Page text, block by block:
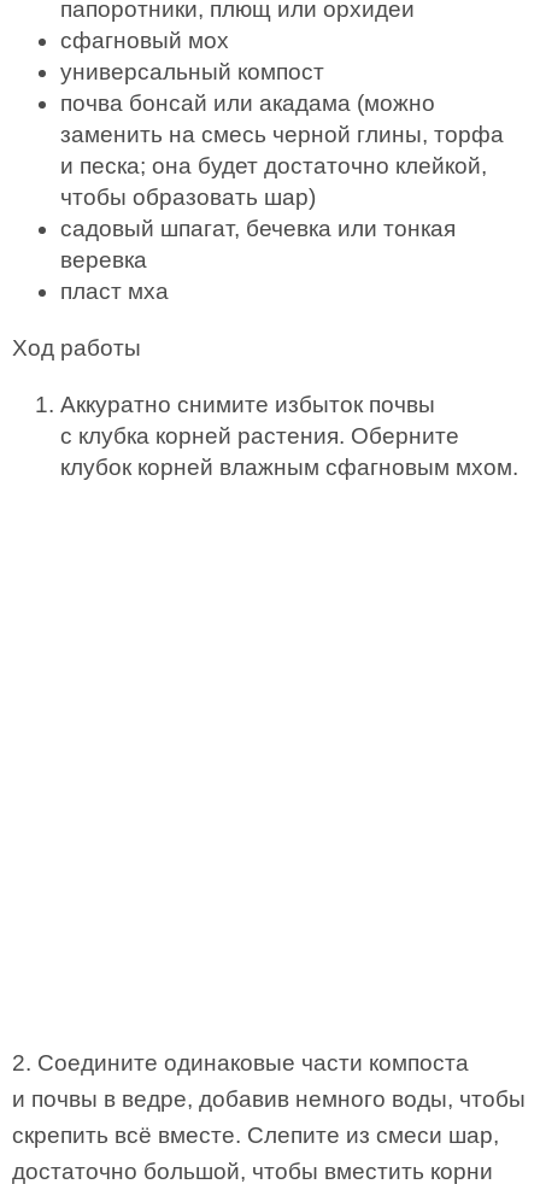
папоротники, плющ или орхидеи
сфагновый мох
универсальный компост
почва бонсай или акадама (можно
заменить на смесь черной глины, торфа
и песка; она будет достаточно клейкой,
чтобы образовать шар)
садовый шпагат, бечевка или тонкая
веревка
пласт мха
Ход работы
Аккуратно снимите избыток почвы
с клубка корней растения. Оберните
клубок корней влажным сфагновым мхом.
2. Соедините одинаковые части компоста
и почвы в ведре, добавив немного воды, чтобы
скрепить всё вместе. Слепите из смеси шар,
достаточно большой, чтобы вместить корни